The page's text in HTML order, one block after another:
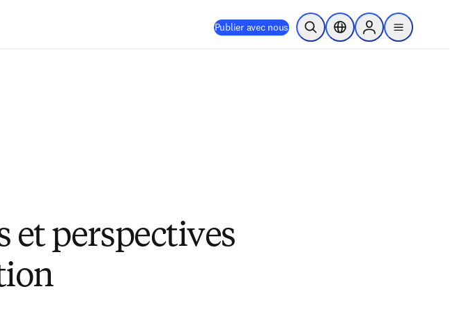
Publier avec nous Ouvrir la recherche
Sélecteur de localisation
Sign in to products
menu
et perspectives